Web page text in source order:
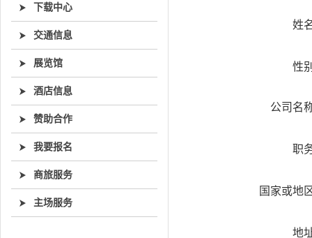
下载中心
交通信息
展览馆
酒店信息
赞助合作
我要报名
商旅服务
主场服务
姓
性
公司名
职
国家或地
地